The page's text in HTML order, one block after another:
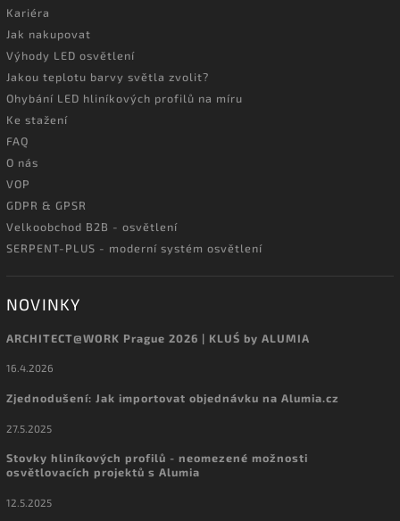
Kariéra
Jak nakupovat
Výhody LED osvětlení
Jakou teplotu barvy světla zvolit?
Ohybání LED hliníkových profilů na míru
Ke stažení
FAQ
O nás
VOP
GDPR & GPSR
Velkoobchod B2B - osvětlení
SERPENT-PLUS - moderní systém osvětlení
NOVINKY
ARCHITECT@WORK Prague 2026 | KLUŚ by ALUMIA
16.4.2026
Zjednodušení: Jak importovat objednávku na Alumia.cz
27.5.2025
Stovky hliníkových profilů - neomezené možnosti
osvětlovacích projektů s Alumia
12.5.2025